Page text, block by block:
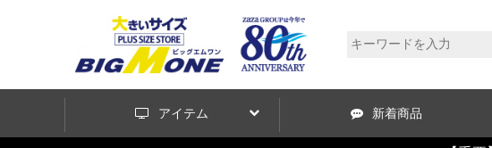
アイテム 新着商品